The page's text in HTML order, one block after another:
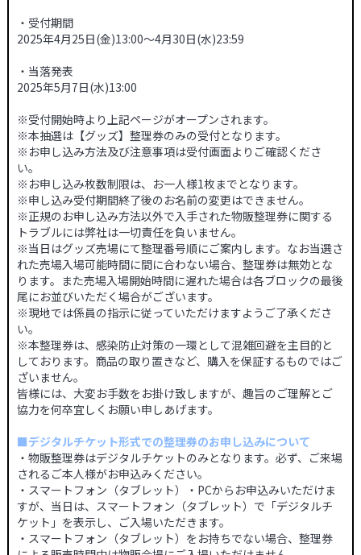
・受付期間
2025年4月25日(金)13:00～4月30日(水)23:59
・当落発表
2025年5月7日(水)13:00
※受付開始時より上記ページがオープンされます。
※本抽選は【グッズ】整理券のみの受付となります。
※お申し込み方法及び注意事項は受付画面よりご確認くださ
い。
※お申し込み枚数制限は、お一人様1枚までとなります。
※申し込み受付期間終了後のお名前の変更はできません。
※正規のお申し込み方法以外で入手された物販整理券に関する
トラブルには弊社は一切責任を負いません。
※当日はグッズ売場にて整理番号順にご案内します。なお当選さ
れた売場入場可能時間に間に合わない場合、整理券は無効とな
ります。また売場入場開始時間に遅れた場合は各ブロックの最後
尾にお並びいただく場合がございます。
※現地では係員の指示に従っていただけますようご了承くださ
い。
※本整理券は、感染防止対策の一環として混雑回避を主目的と
しております。商品の取り置きなど、購入を保証するものではご
ざいません。
皆様には、大変お手数をお掛け致しますが、趣旨のご理解とご
協力を何卒宜しくお願い申しあげます。
■デジタルチケット形式での整理券のお申し込みについて
・物販整理券はデジタルチケットのみとなります。必ず、ご来場
されるご本人様がお申込みください。
・スマートフォン（タブレット）・PCからお申込みいただけま
すが、当日は、スマートフォン（タブレット）で「デジタルチ
ケット」を表示し、ご入場いただきます。
・スマートフォン（タブレット）をお持ちでない場合、整理券